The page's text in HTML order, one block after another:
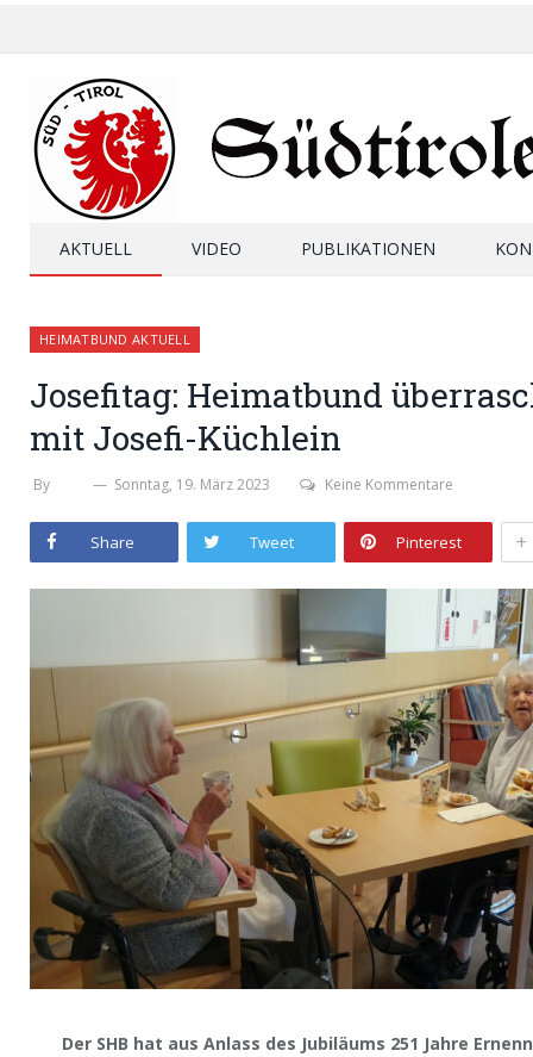
AKTUELL VIDEO PUBLIKATIONEN
HEIMATBUND AKTUELL
Josefitag: Heimatbund
mit Josefi-Küchlein
By Sonntag, 19. März 2023 Keine Kommentare
Share Tweet Pinterest +
Der SHB hat aus Anlass des Jubiläums 251 Jahre